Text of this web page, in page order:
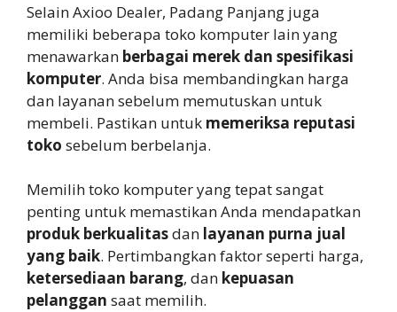
Selain Axioo Dealer, Padang Panjang juga
memiliki beberapa toko komputer lain yang
menawarkan berbagai merek dan spesifikasi
komputer. Anda bisa membandingkan harga
dan layanan sebelum memutuskan untuk
membeli. Pastikan untuk memeriksa reputasi
toko sebelum berbelanja.
Memilih toko komputer yang tepat sangat
penting untuk memastikan Anda mendapatkan
produk berkualitasdan layanan purna jual
yang baik. Pertimbangkan faktor seperti harga,
ketersediaan barang, dan kepuasan
pelanggan saat memilih.